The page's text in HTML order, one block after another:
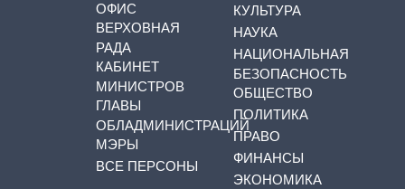
ОФИС
ВЕРХОВНАЯ
РАДА
КАБИНЕТ
МИНИСТРОВ
ГЛАВЫ
ОБЛАДМИНИСТРАЦИЙ
МЭРЫ
ВСЕ ПЕРСОНЫ
КУЛЬТУРА
НАУКА
НАЦИОНАЛЬНАЯ
БЕЗОПАСНОСТЬ
ОБЩЕСТВО
ПОЛИТИКА
ПРАВО
ФИНАНСЫ
ЭКОНОМИКА